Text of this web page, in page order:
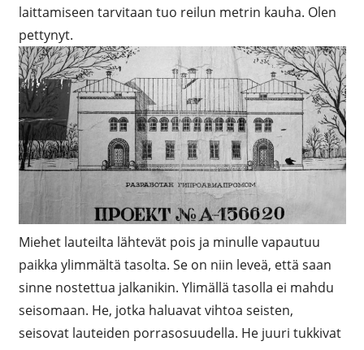
laittamiseen tarvitaan tuo reilun metrin kauha. Olen
pettynyt.
Miehet lauteilta lähtevät pois ja minulle vapautuu
paikka ylimmältä tasolta. Se on niin leveä, että saan
sinne nostettua jalkanikin. Ylimällä tasolla ei mahdu
seisomaan. He, jotka haluavat vihtoa seisten,
seisovat lauteiden porrasosuudella. He juuri tukkivat